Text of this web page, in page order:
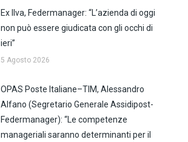
Ex Ilva, Federmanager: “L’azienda di oggi
non può essere giudicata con gli occhi di
ieri”
5 Agosto 2026
OPAS Poste Italiane–TIM, Alessandro
Alfano (Segretario Generale Assidipost-
Federmanager): “Le competenze
manageriali saranno determinanti per il